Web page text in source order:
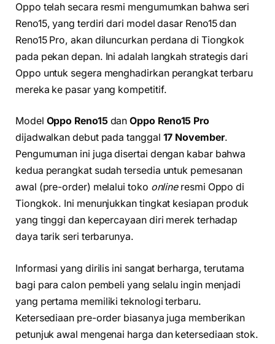
Oppo telah secara resmi mengumumkan bahwa seri
Reno15, yang terdiri dari model dasar Reno15 dan
Reno15 Pro, akan diluncurkan perdana di Tiongkok
pada pekan depan. Ini adalah langkah strategis dari
Oppo untuk segera menghadirkan perangkat terbaru
mereka ke pasar yang kompetitif.
Model Oppo Reno15danOppo Reno15 Pro
dijadwalkan debut pada tanggal 17 November.
Pengumuman ini juga disertai dengan kabar bahwa
kedua perangkat sudah tersedia untuk pemesanan
awal (pre-order) melalui toko onlineresmi Oppo di
Tiongkok. Ini menunjukkan tingkat kesiapan produk
yang tinggi dan kepercayaan diri merek terhadap
daya tarik seri terbarunya.
Informasi yang dirilis ini sangat berharga, terutama
bagi para calon pembeli yang selalu ingin menjadi
yang pertama memiliki teknologi terbaru.
Ketersediaan pre-order biasanya juga memberikan
petunjuk awal mengenai harga dan ketersediaan stok.